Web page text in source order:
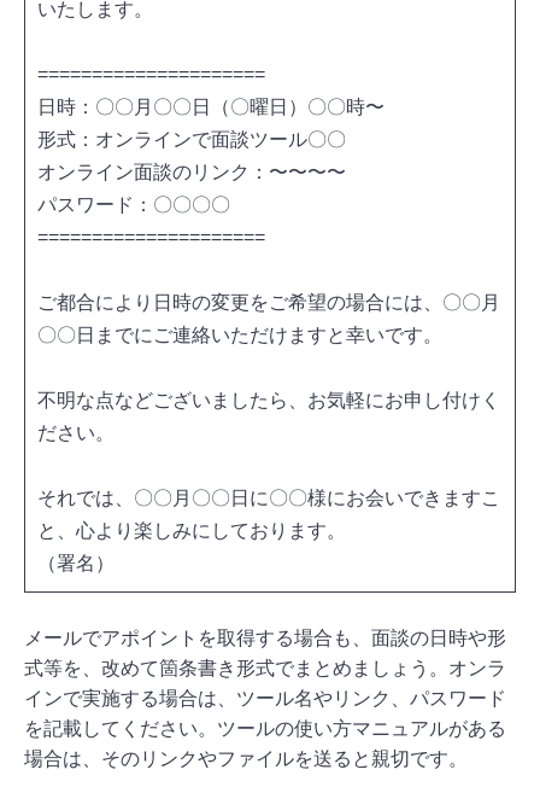
いたします。
=====================
日時：〇〇月〇〇日（〇曜日）〇〇時〜
形式：オンラインで面談ツール〇〇
オンライン面談のリンク：〜〜〜〜
パスワード：〇〇〇〇
=====================
ご都合により日時の変更をご希望の場合には、〇〇月
〇〇日までにご連絡いただけますと幸いです。
不明な点などございましたら、お気軽にお申し付けく
ださい。
それでは、〇〇月〇〇日に〇〇様にお会いできますこ
と、心より楽しみにしております。
（署名）
メールでアポイントを取得する場合も、面談の日時や形
式等を、改めて箇条書き形式でまとめましょう。オンラ
インで実施する場合は、ツール名やリンク、パスワード
を記載してください。ツールの使い方マニュアルがある
場合は、そのリンクやファイルを送ると親切です。